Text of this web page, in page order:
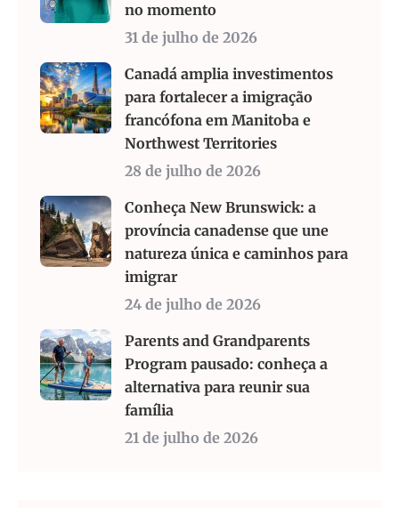
no momento
31 de julho de 2026
Canadá amplia investimentos
para fortalecer a imigração
francófona em Manitoba e
Northwest Territories
28 de julho de 2026
Conheça New Brunswick: a
província canadense que une
natureza única e caminhos para
imigrar
24 de julho de 2026
Parents and Grandparents
Program pausado: conheça a
alternativa para reunir sua
família
21 de julho de 2026